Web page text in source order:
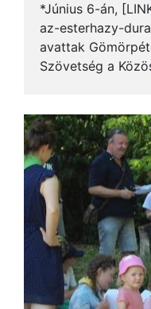
*Június 6-án,
az-esterhazy-
avattak
Szövetség a